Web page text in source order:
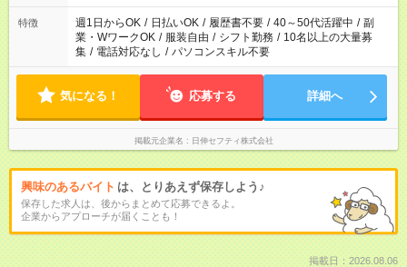
特徴 週1日からOK / 日払いOK / 履歴書不要 / 40～50代活躍中 / 副
業・WワークOK / 服装自由 / シフト勤務 / 10名以上の大量募
集 / 電話対応なし / パソコンスキル不要
気になる！ 応募する 詳細へ
掲載元企業名 日伸セフティ株式会社
興味のあるバイト は、とりあえず保存しよう♪
保存した求人は、後からまとめて応募できるよ。
企業からアプローチが届くことも！
掲載日：2026.08.06